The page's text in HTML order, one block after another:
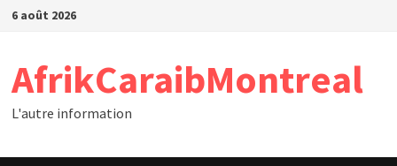
Passer
6 août 2026
AfrikCaraibMontreal
L'autre information